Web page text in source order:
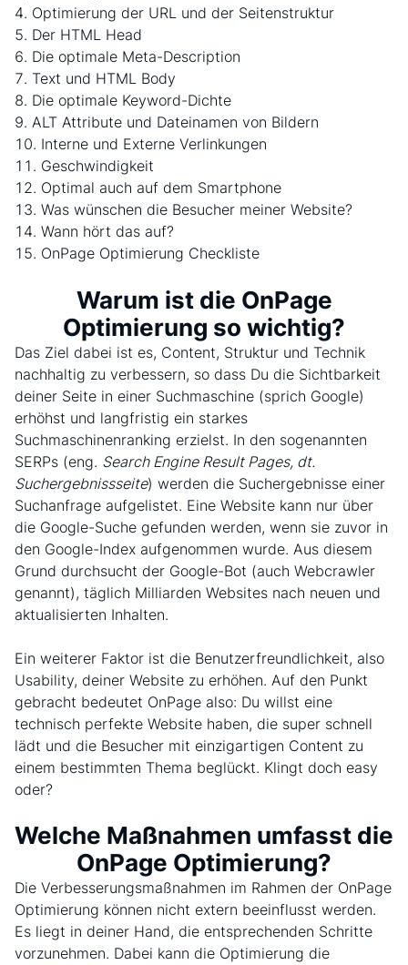
Optimierung der URL und der Seitenstruktur
Der HTML Head
Die optimale Meta-Description
Text und HTML Body
Die optimale Keyword-Dichte
ALT Attribute und Dateinamen von Bildern
Interne und Externe Verlinkungen
Geschwindigkeit
Optimal auch auf dem Smartphone
Was wünschen die Besucher meiner Website?
Wann hört das auf?
OnPage Optimierung Checkliste
Warum ist die OnPage
Optimierung so wichtig?
Das Ziel dabei ist es, Content, Struktur und Technik
nachhaltig zu verbessern, so dass Du die Sichtbarkeit
deiner Seite in einer Suchmaschine (sprich Google)
erhöhst und langfristig ein starkes
Suchmaschinenranking erzielst. In den sogenannten
SERPs (eng. Search Engine Result Pages, dt.
Suchergebnissseite) werden die Suchergebnisse einer
Suchanfrage aufgelistet. Eine Website kann nur über
die Google-Suche gefunden werden, wenn sie zuvor in
den Google-Index aufgenommen wurde. Aus diesem
Grund durchsucht der Google-Bot (auch Webcrawler
genannt), täglich Milliarden Websites nach neuen und
aktualisierten Inhalten.
Ein weiterer Faktor ist die Benutzerfreundlichkeit, also
Usability, deiner Website zu erhöhen. Auf den Punkt
gebracht bedeutet OnPage also: Du willst eine
technisch perfekte Website haben, die super schnell
lädt und die Besucher mit einzigartigen Content zu
einem bestimmten Thema beglückt. Klingt doch easy
oder?
Welche Maßnahmen umfasst die
OnPage Optimierung?
Die Verbesserungsmaßnahmen im Rahmen der OnPage
Optimierung können nicht extern beeinflusst werden.
Es liegt in deiner Hand, die entsprechenden Schritte
vorzunehmen. Dabei kann die Optimierung die